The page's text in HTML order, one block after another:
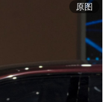
原图